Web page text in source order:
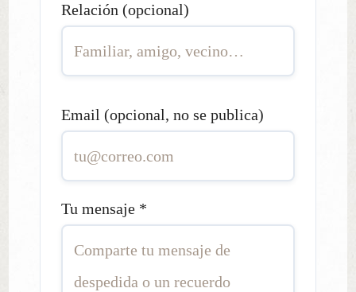
Relación (opcional)
Email (opcional, no se publica)
Tu mensaje *